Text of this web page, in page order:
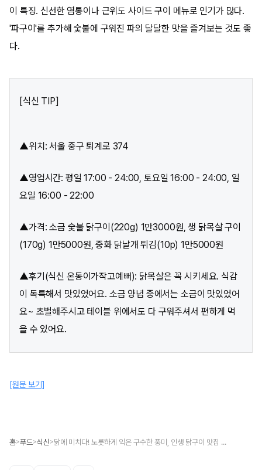
이 특징. 신선한 염통이나 근위도 사이드 구이 메뉴로 인기가 많다.
'파구이'를 추가해 숯불에 구워진 파의 달달한 맛을 즐겨보는 것도 좋
다.
[식신 TIP]
▲위치: 서울 중구 퇴계로 374
▲영업시간: 평일 17:00 - 24:00, 토요일 16:00 - 24:00, 일
요일 16:00 - 22:00
▲가격: 소금 숯불 닭구이(220g) 1만3000원, 생 닭목살 구이
(170g) 1만5000원, 중화 닭날개 튀김(10p) 1만5000원
▲후기(식신 온동이가작고예뻐): 닭목살은 꼭 시키세요. 식감
이 독특해서 맛있었어요. 소금 양념 중에서는 소금이 맛있었어
요~ 초벌해주시고 테이블 위에서도 다 구워주셔서 편하게 먹
을 수 있어요.
[원문 보기]
홈>푸드>식신 > 닭에 미치다! 노릇하게 익은 구수한 풍미, 인생 닭구이 맛집 BEST 5